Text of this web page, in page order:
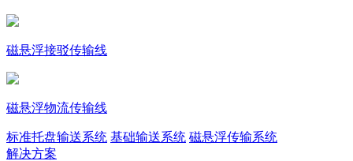
磁悬浮接驳传输线
磁悬浮物流传输线
标准托盘输送系统 基础输送系统 磁悬浮传输系统
解决方案